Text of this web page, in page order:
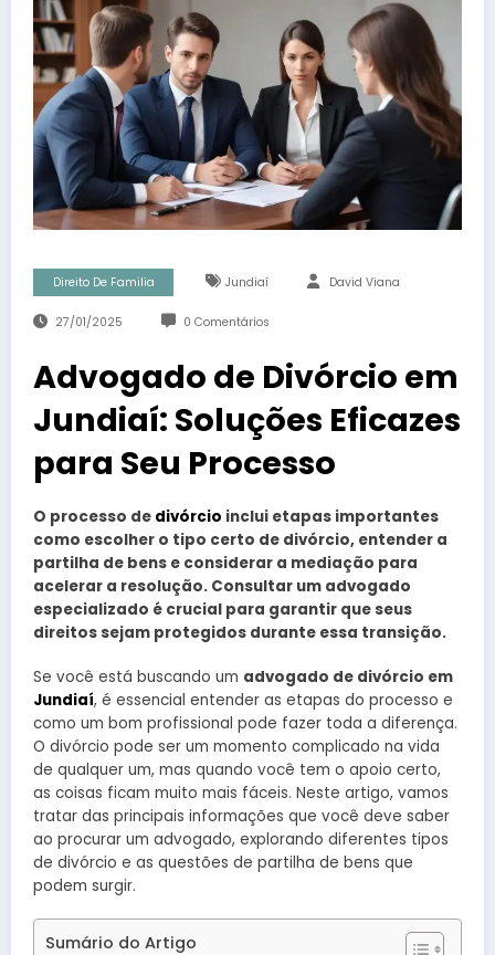
Direito De Familia Jundiaí David Viana
27/01/2025 0 Comentários
Advogado de Divórcio em
Jundiaí: Soluções Eficazes
para Seu Processo
O processo de divórcio inclui etapas importantes
como escolher o tipo certo de divórcio, entender a
partilha de bens e considerar a mediação para
acelerar a resolução. Consultar um advogado
especializado é crucial para garantir que seus
direitos sejam protegidos durante essa transição.
Se você está buscando um advogado de divórcio em
Jundiaí, é essencial entender as etapas do processo e
como um bom profissional pode fazer toda a diferença.
O divórcio pode ser um momento complicado na vida
de qualquer um, mas quando você tem o apoio certo,
as coisas ficam muito mais fáceis. Neste artigo, vamos
tratar das principais informações que você deve saber
ao procurar um advogado, explorando diferentes tipos
de divórcio e as questões de partilha de bens que
podem surgir.
Sumário do Artigo